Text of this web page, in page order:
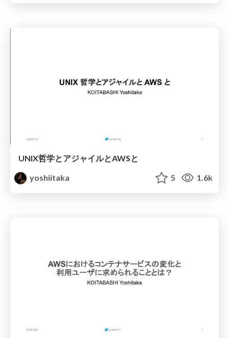
UNIX哲学とアジャイルとAWSと
yoshiitaka
5 1.6k